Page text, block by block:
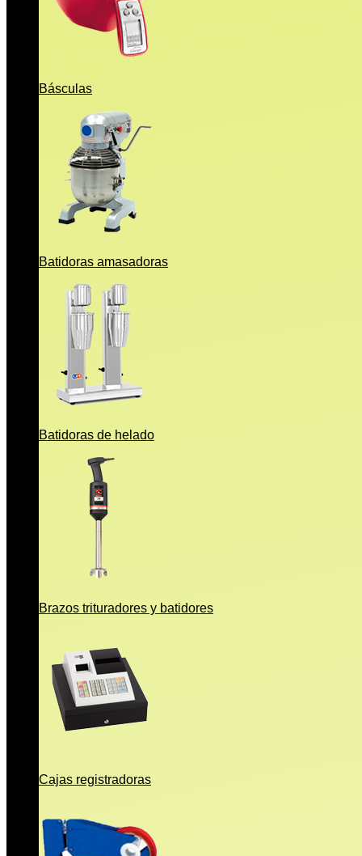
Básculas
Batidoras amasadoras
Batidoras de helado
Brazos trituradores y batidores
Cajas registradoras